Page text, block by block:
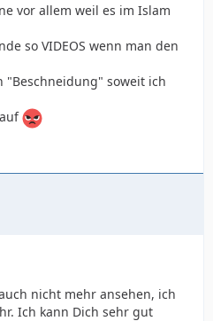
vor allem weil es im Islam
so VIDEOS wenn man den
soweit ich
nicht mehr ansehen, ich
Ich kann Dich sehr gut